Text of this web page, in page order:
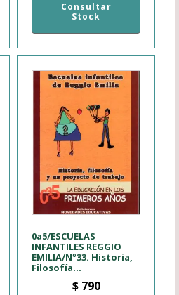
Consultar
Stock
0a5/ESCUELAS
INFANTILES REGGIO
EMILIA/Nº33. Historia,
Filosofía...
$790